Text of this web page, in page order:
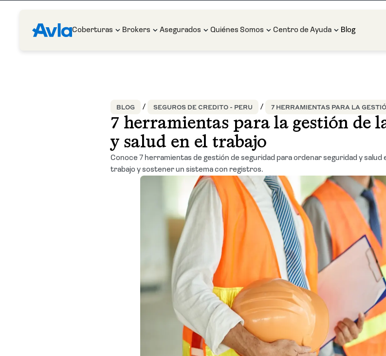
Coberturas Brokers Asegurados Quiénes Somos Centro de Ayuda Blog
BLOG SEGUROS DE CREDITO - PERU 7 HERRAMIENTAS PARA LA
7 herramientas para la gestión de
y salud en el trabajo
Conoce 7 herramientas de gestión de seguridad para ordenar seguridad y salud
trabajo y sostener un sistema con registros.